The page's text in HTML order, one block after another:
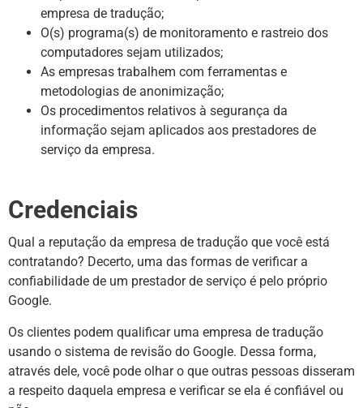
empresa de tradução;
O(s) programa(s) de monitoramento e rastreio dos
computadores sejam utilizados;
As empresas trabalhem com ferramentas e
metodologias de anonimização;
Os procedimentos relativos à segurança da
informação sejam aplicados aos prestadores de
serviço da empresa.
Credenciais
Qual a reputação da empresa de tradução que você está
contratando? Decerto, uma das formas de verificar a
confiabilidade de um prestador de serviço é pelo próprio
Google.
Os clientes podem qualificar uma empresa de tradução
usando o sistema de revisão do Google. Dessa forma,
através dele, você pode olhar o que outras pessoas disseram
a respeito daquela empresa e verificar se ela é confiável ou